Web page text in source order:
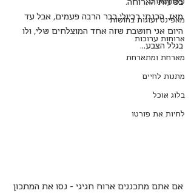
מאפינס ועוגות בחושות
ארוחות ערוכות
מארחת ומתארחת
מתנות לחיים
בלוג אוכל
לחיות את פורטו
מאז  הכנתי רביולי כבר הרבה פעמים, אבל עד
היום אני חושבת שזה אחד המוצלחים שלי, ולו
בגלל הצבע...
אם אתם מתכננים ארוח חגיגי – נסו את המתכון